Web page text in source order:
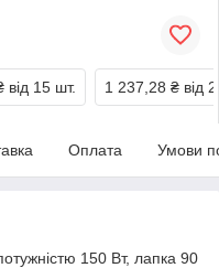
від 15 шт. 1 237,28 ₴ від
Оплата Умови
150 Вт, лапка 90